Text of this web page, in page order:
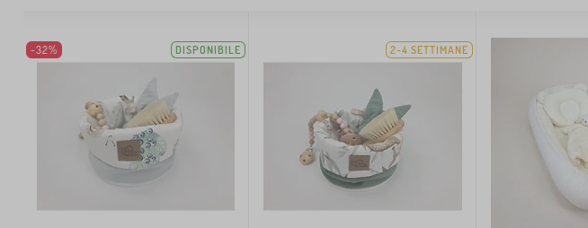
-32% DISPONIBILE 2-4 SETTIMANE